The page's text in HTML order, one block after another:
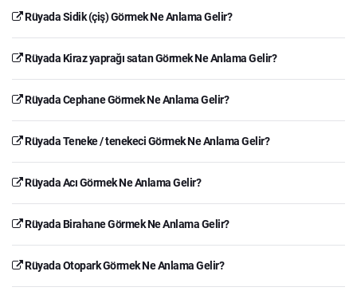
Rüyada Sidik (çiş) Görmek Ne Anlama Gelir?
Rüyada Kiraz yaprağı satan Görmek Ne Anlama Gelir?
Rüyada Cephane Görmek Ne Anlama Gelir?
Rüyada Teneke / tenekeci Görmek Ne Anlama Gelir?
Rüyada Acı Görmek Ne Anlama Gelir?
Rüyada Birahane Görmek Ne Anlama Gelir?
Rüyada Otopark Görmek Ne Anlama Gelir?